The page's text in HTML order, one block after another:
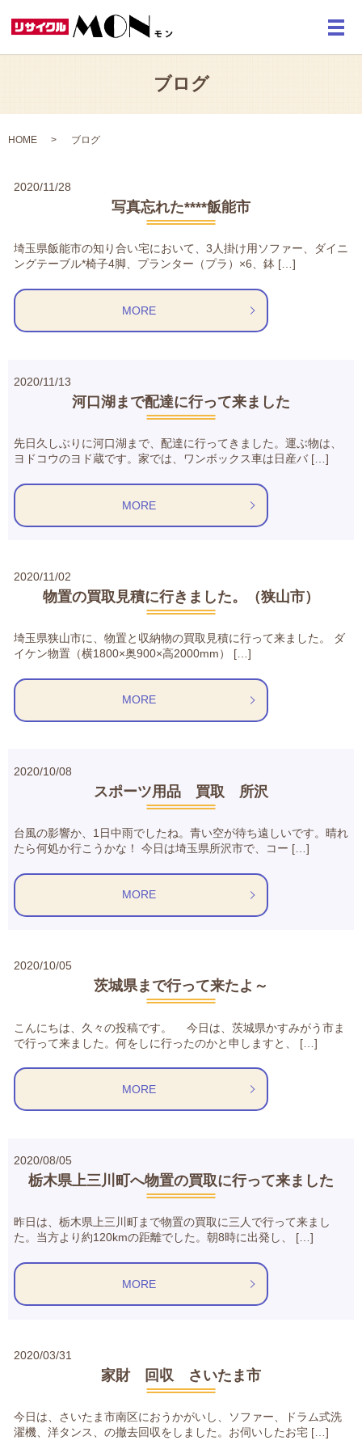
メ
ブログ
HOME ブログ
2020/11/28
写真忘れた****飯能市
埼玉県飯能市の知り合い宅において、3人掛け用ソファー、ダイニ
ングテーブル*椅子4脚、プランター（プラ）×6、鉢 […]
MORE
2020/11/13
河口湖まで配達に行って来ました
先日久しぶりに河口湖まで、配達に行ってきました。運ぶ物は、
ヨドコウのヨド蔵です。家では、ワンボックス車は日産バ […]
MORE
2020/11/02
物置の買取見積に行きました。（狭山市）
埼玉県狭山市に、物置と収納物の買取見積に行って来ました。 ダ
イケン物置（横1800×奥900×高2000mm） […]
MORE
2020/10/08
スポーツ用品 買取 所沢
台風の影響か、1日中雨でしたね。青い空が待ち遠しいです。晴れ
たら何処か行こうかな！ 今日は埼玉県所沢市で、コー […]
MORE
2020/10/05
茨城県まで行って来たよ～
こんにちは、久々の投稿です。 今日は、茨城県かすみがう市ま
で行って来ました。何をしに行ったのかと申しますと、 […]
MORE
2020/08/05
栃木県上三川町へ物置の買取に行って来ました
昨日は、栃木県上三川町まで物置の買取に三人で行って来まし
た。当方より約120kmの距離でした。朝8時に出発し、 […]
MORE
2020/03/31
家財 回収 さいたま市
今日は、さいたま市南区におうかがいし、ソファー、ドラム式洗
濯機、洋タンス、の撤去回収をしました。お伺いしたお宅 […]